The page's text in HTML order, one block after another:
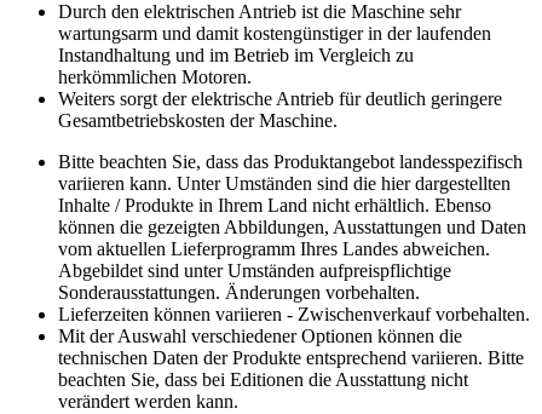
Durch den elektrischen Antrieb ist die Maschine sehr
wartungsarm und damit kostengünstiger in der laufenden
Instandhaltung und im Betrieb im Vergleich zu
herkömmlichen Motoren.
Weiters sorgt der elektrische Antrieb für deutlich geringere
Gesamtbetriebskosten der Maschine.
Bitte beachten Sie, dass das Produktangebot landesspezifisch
variieren kann. Unter Umständen sind die hier dargestellten
Inhalte / Produkte in Ihrem Land nicht erhältlich. Ebenso
können die gezeigten Abbildungen, Ausstattungen und Daten
vom aktuellen Lieferprogramm Ihres Landes abweichen.
Abgebildet sind unter Umständen aufpreispflichtige
Sonderausstattungen. Änderungen vorbehalten.
Lieferzeiten können variieren - Zwischenverkauf vorbehalten.
Mit der Auswahl verschiedener Optionen können die
technischen Daten der Produkte entsprechend variieren. Bitte
beachten Sie, dass bei Editionen die Ausstattung nicht
verändert werden kann.